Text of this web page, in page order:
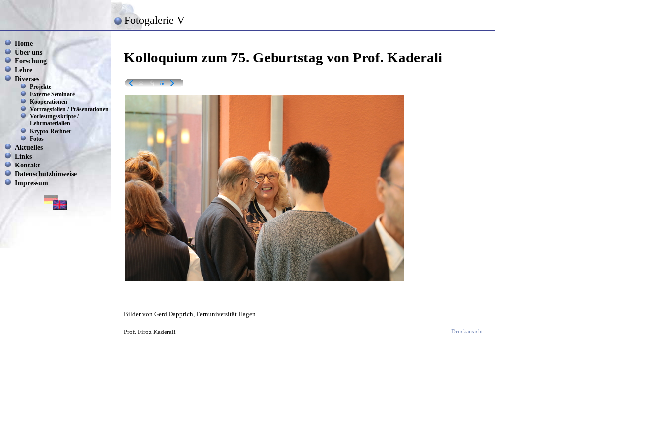
Fotogalerie V
Home
Über uns
Forschung
Lehre
Diverses
Projekte
Externe Seminare
Kooperationen
Vortragsfolien / Präsentationen
Vorlesungsskripte /
Lehrmaterialien
Krypto-Rechner
Fotos
Aktuelles
Links
Kontakt
Datenschutzhinweise
Impressum
Kolloquium zum 75. Geburtstag von Prof. Kaderali
Bilder von Gerd Dapprich, Fernuniversität Hagen
Prof. Firoz Kaderali Druckansicht